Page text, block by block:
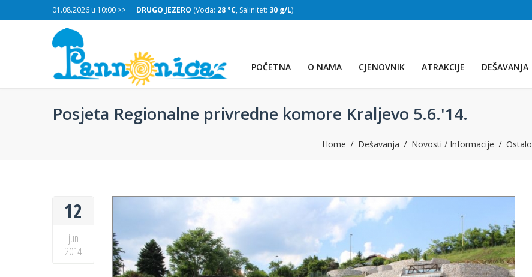
01.08.2026 u 10:00 >>
30 g/L) DRUGO JEZERO (Voda: 28 °C, Salinitet: 30 g/L)
POČETNA O NAMA CJENOVNIK ATRAKCIJE DEŠAVANJA
Posjeta Regionalne privredne komore Kraljevo 5.6.'14.
Home Dešavanja Novosti / Informacije Ostalo
12
jun
2014
TREĆE JEZERO PRVO JEZERO